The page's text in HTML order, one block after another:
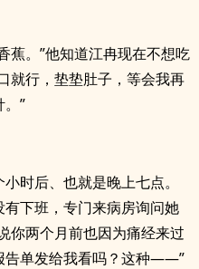
蕉。”他知道江冉现在不想吃
就行，垫垫肚子，等会我再
”
时后、也就是晚上七点。
下班，专门来病房询问她
你两个月前也因为痛经来过
告单发给我看吗？这种——”